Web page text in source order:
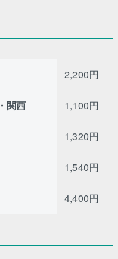
2,200円
関西 1,100円
1,320円
1,540円
4,400円